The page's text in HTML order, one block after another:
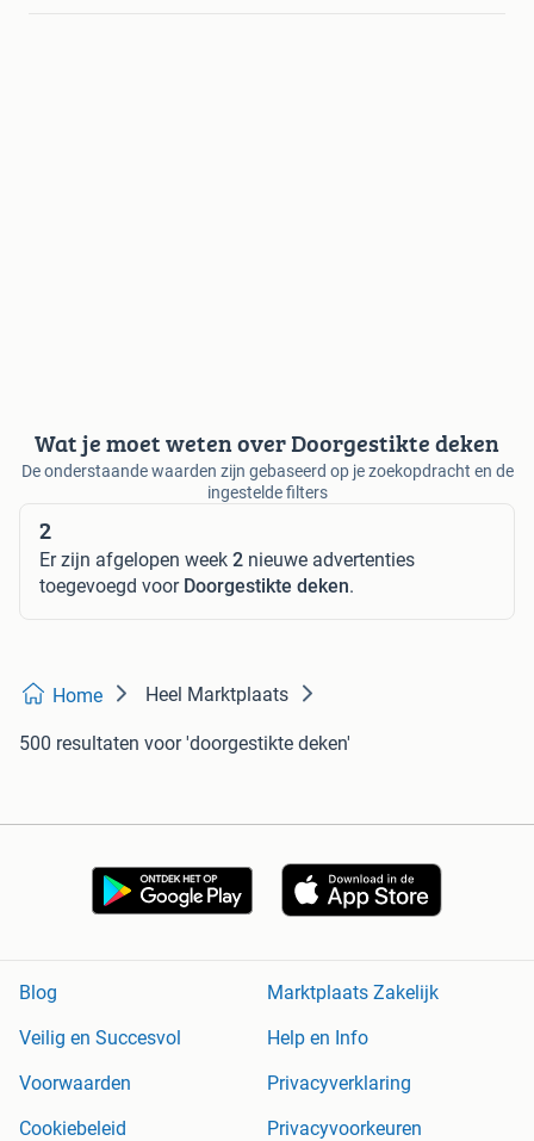
Wat je moet weten over Doorgestikte deken
De onderstaande waarden zijn gebaseerd op je zoekopdracht en de
ingestelde filters
2
Er zijn afgelopen week 2 nieuwe advertenties
toegevoegd voor Doorgestikte deken.
Home Heel Marktplaats
500 resultaten voor 'doorgestikte deken'
Blog
Marktplaats Zakelijk
Veilig en Succesvol
Help en Info
Voorwaarden
Privacyverklaring
Cookiebeleid
Privacyvoorkeuren